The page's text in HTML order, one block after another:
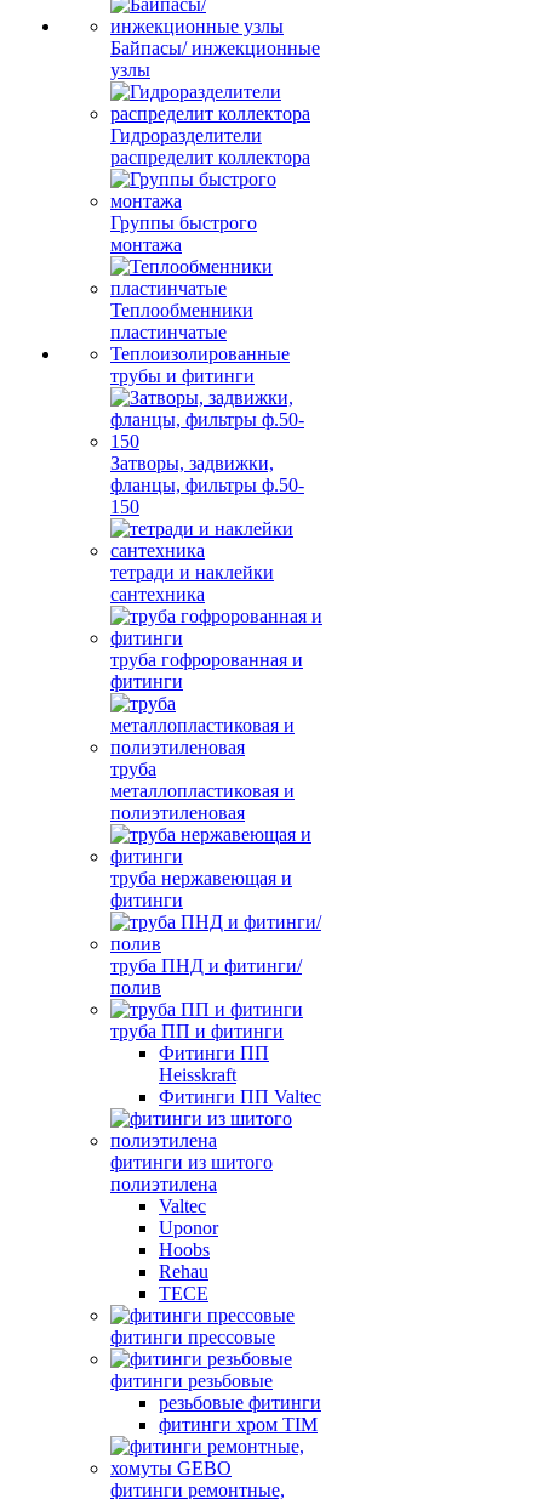
Байпасы/ инжекционные
узлы
Гидроразделители
распределит коллектора
Группы быстрого
монтажа
Теплообменники
пластинчатые
Теплоизолированные
трубы и фитинги
Затворы, задвижки,
фланцы, фильтры ф.50-
150
тетради и наклейки
сантехника
труба гофророванная и
фитинги
труба
металлопластиковая и
полиэтиленовая
труба нержавеющая и
фитинги
труба ПНД и фитинги/
полив
труба ПП и фитинги
Фитинги ПП
Heisskraft
Фитинги ПП Valtec
фитинги из шитого
полиэтилена
Valtec
Uponor
Hoobs
Rehau
TECE
фитинги прессовые
фитинги резьбовые
резьбовые фитинги
фитинги хром TIM
фитинги ремонтные,